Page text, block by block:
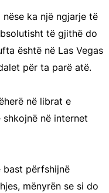
ka një ngjarje të
të gjithë do
është në Las Vegas
për ta parë atë.
në librat e
në internet
bast përfshijnë
mënyrën se si do